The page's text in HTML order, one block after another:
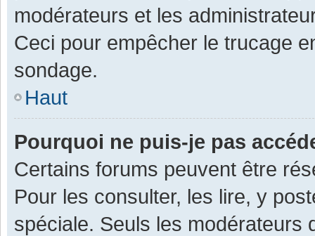
modérateurs et les
Ceci pour empêcher le trucage
sondage.
Haut
Pourquoi ne puis-je pas
Certains forums peuvent être
Pour les consulter, les lire, y
spéciale. Seuls les modérateurs